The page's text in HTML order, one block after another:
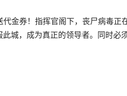
金券！指挥官阁下，丧尸病毒正
城，成为真正的领导者。同时必